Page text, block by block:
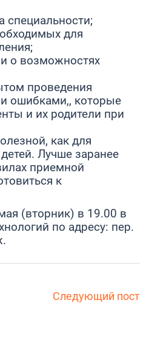
специальности;
для
о возможностях
проведения
ошибками,, которые
и их родители при
как для
Лучше заранее
приемной
к
(вторник) в 19.00 в
по адресу: пер.
Следующий пост